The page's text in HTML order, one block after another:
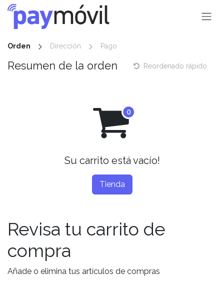
Ir al contenido
Orden Dirección Pago
Resumen de la orden Reordenado rápido
Su carrito está vacío!
Tienda
Revisa tu carrito de
compra
Añade o elimina tus artículos de compras